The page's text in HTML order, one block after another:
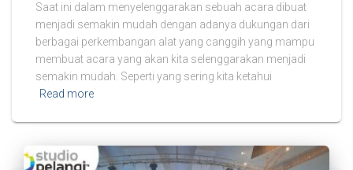
Saat ini dalam menyelenggarakan sebuah acara dibuat
menjadi semakin mudah dengan adanya dukungan dari
berbagai perkembangan alat yang canggih yang mampu
membuat acara yang akan kita selenggarakan menjadi
semakin mudah. Seperti yang sering kita ketahui
Read more